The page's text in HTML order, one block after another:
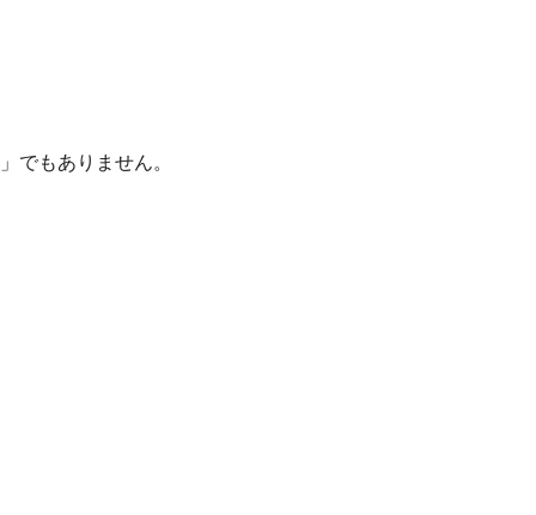
でもありません。